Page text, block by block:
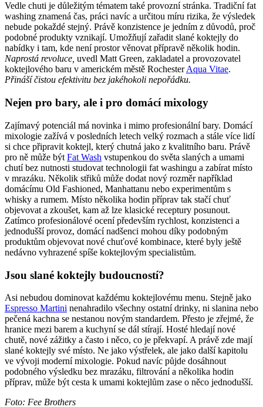
Vedle chuti je důležitým tématem také provozní stránka. Tradiční fat
washing znamená čas, práci navíc a určitou míru rizika, že výsledek
nebude pokaždé stejný. Právě konzistence je jedním z důvodů, proč
podobné produkty vznikají. Umožňují zařadit slané koktejly do
nabídky i tam, kde není prostor věnovat přípravě několik hodin.
Naprostá revoluce, uvedl Matt Green, zakladatel a provozovatel
koktejlového baru v americkém městě RochesterAqua Vitae.
Přináší čistou efektivitu bez jakéhokoli nepořádku.
Nejen pro bary, ale i pro domácí mixology
Zajímavý potenciál má novinka i mimo profesionální bary. Domácí
mixologie zažívá v posledních letech velký rozmach a stále více lidí
si chce připravit koktejl, který chutná jako z kvalitního baru. Právě
pro ně může být Fat Wash vstupenkou do světa slaných a umami
chutí bez nutnosti studovat technologii fat washingu a zabírat místo
v mrazáku. Několik střiků může dodat nový rozměr například
domácímu Old Fashioned, Manhattanu nebo experimentům s
whisky a rumem. Místo několika hodin příprav tak stačí chuť
objevovat a zkoušet, kam až lze klasické receptury posunout.
Zatímco profesionálové ocení především rychlost, konzistenci a
jednodušší provoz, domácí nadšenci mohou díky podobným
produktům objevovat nové chuťové kombinace, které byly ještě
nedávno vyhrazené spíše koktejlovým specialistům.
Jsou slané koktejly budoucností?
Asi nebudou dominovat každému koktejlovému menu. Stejně jako
Espresso Martini nenahradilo všechny ostatní drinky, ni slanina nebo
pečená kachna se nestanou novým standardem. Přesto je zřejmé, že
hranice mezi barem a kuchyní se dál stírají. Hosté hledají nové
chutě, nové zážitky a často i něco, co je překvapí. A právě zde mají
slané koktejly své místo. Ne jako výstřelek, ale jako další kapitolu
ve vývoji moderní mixologie. Pokud navíc půjde dosáhnout
podobného výsledku bez mrazáku, filtrování a několika hodin
příprav, může být cesta k umami koktejlům zase o něco jednodušší.
Foto: Fee Brothers